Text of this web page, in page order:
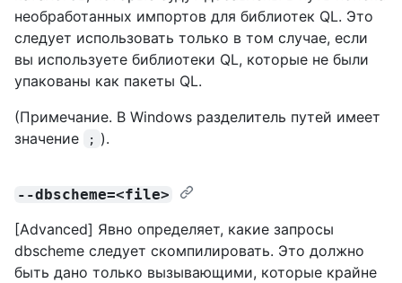
необработанных импортов для библиотек QL. Это
следует использовать только в том случае, если
вы используете библиотеки QL, которые не были
упакованы как пакеты QL.
(Примечание. В Windows разделитель путей имеет
значение
; ).
--dbscheme=<file>
[Advanced] Явно определяет, какие запросы
dbscheme следует скомпилировать. Это должно
быть дано только вызывающими, которые крайне